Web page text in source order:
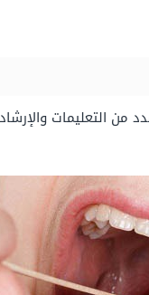
التعليمات